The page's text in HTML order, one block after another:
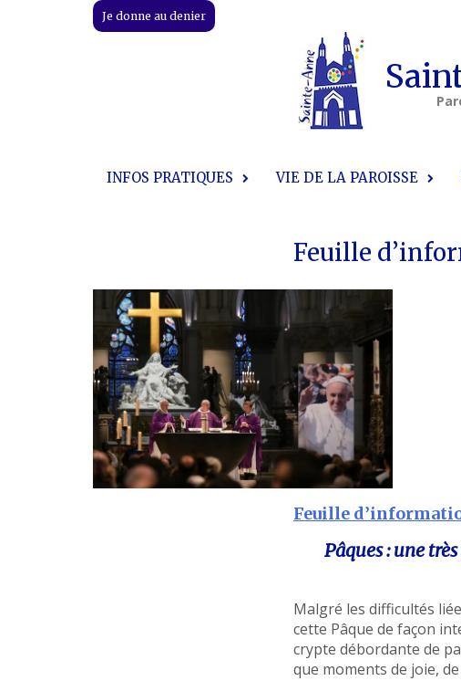
Skip Je donne au denier
INFOS PRATIQUES VIE DE LA PAROISSE
Feuille
Feuille
Pâques : une
Malgré les difficultés
cette Pâque de façon
crypte débordante de
que moments de joie,